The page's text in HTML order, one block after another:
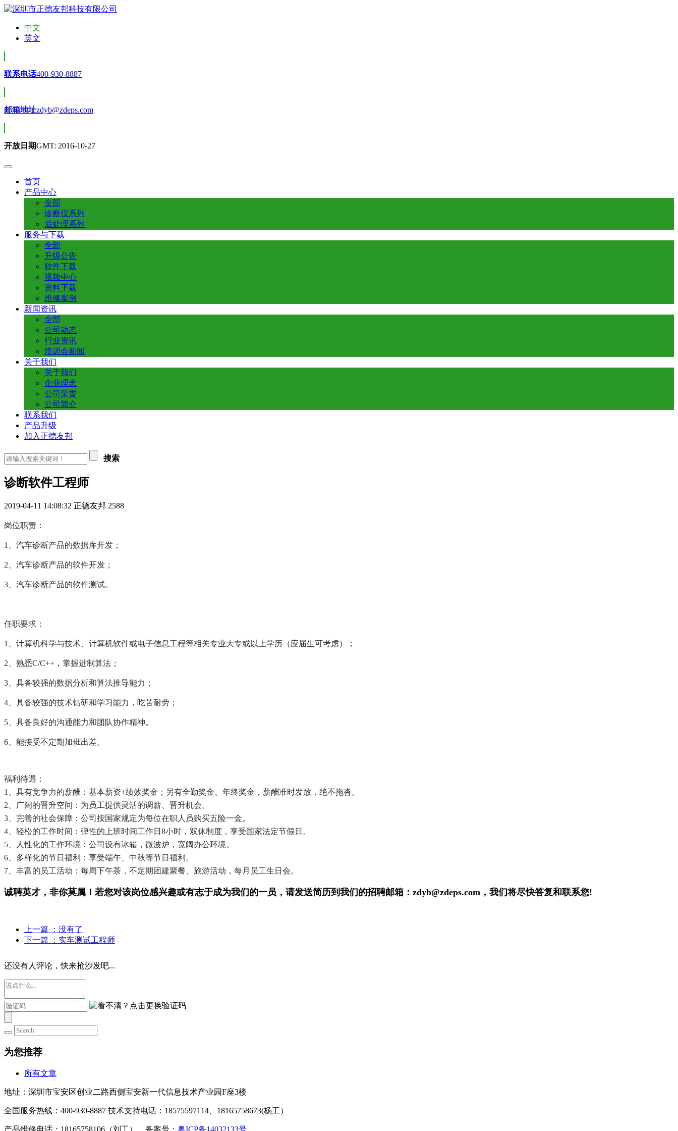
中文
英文
联系电话400-930-8887
邮箱地址zdyb@zdeps.com
开放日期GMT: 2016-10-27
首页
产品中心
全部
诊断仪系列
后处理系列
服务与下载
全部
升级公告
软件下载
视频中心
资料下载
维修案例
新闻资讯
全部
公司动态
行业资讯
培训会新闻
关于我们
关于我们
企业理念
公司荣誉
公司简介
联系我们
产品升级
加入正德友邦
搜索
诊断软件工程师
2019-04-11 14:08:32 正德友邦 2588
岗位职责：
1、汽车诊断产品的数据库开发；
2、汽车诊断产品的软件开发；
3、汽车诊断产品的软件测试。
任职要求：
1、计算机科学与技术、计算机软件或电子信息工程等相关专业大专或以上学历（应届生可考虑）；
2、熟悉C/C++，掌握进制算法；
3、具备较强的数据分析和算法推导能力；
4、具备较强的技术钻研和学习能力，吃苦耐劳；
5、具备良好的沟通能力和团队协作精神。
6、能接受不定期加班出差。
福利待遇：
1、具有竞争力的薪酬：基本薪资+绩效奖金；另有全勤奖金、年终奖金，薪酬准时发放，绝不拖沓。
2、广阔的晋升空间：为员工提供灵活的调薪、晋升机会。
3、完善的社会保障：公司按国家规定为每位在职人员购买五险一金。
4、轻松的工作时间：弹性的上班时间工作日8小时，双休制度，享受国家法定节假日。
5、人性化的工作环境：公司设有冰箱，微波炉，宽阔办公环境。
6、多样化的节日福利：享受端午、中秋等节日福利。
7、丰富的员工活动：每周下午茶，不定期团建聚餐、旅游活动，每月员工生日会。
诚聘英才，非你莫属！若您对该岗位感兴趣或有志于成为我们的一员，请发送简历到我们的招聘邮箱： zdyb@zdeps.com ，我们将尽快答复和联系您!
上一篇
：没有了
下一篇
：实车测试工程师
还没有人评论，快来抢沙发吧...
为您推荐
所有文章
地址：深圳市宝安区创业二路西侧宝安新一代信息技术产业园F座3楼
全国服务热线：400-930-8887 技术支持电话：18575597114、18165758673(杨工）
产品维修电话：18165758106（刘工） 备案号： 粤ICP备14032133号